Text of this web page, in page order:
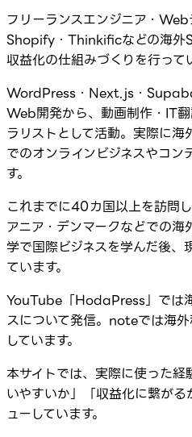
フリーランスエンジニア・
Shopify・Thinkificなどの海外
収益化の仕組みづくりを行って
WordPress・Next.js・
Web開発から、動画制作・IT
ラリストとして活動。実際に
でのオンラインビジネスやコ
す。
これまでに40カ国以上を訪問
アニア・デンマークなどでの
学で国際ビジネスを学んだ後
ています。
YouTube「HodaPress」では
スについて発信。noteでは海
しています。
本サイトでは、実際に使った
いやすいか」「収益化に繋が
ューしています。